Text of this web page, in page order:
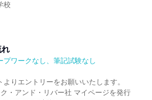
校
れ
プワークなし、筆記試験なし
よりエントリーをお願いいたします。
・アンド・リバー社 マイページを発行